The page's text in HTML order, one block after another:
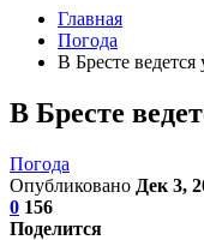
Главная
Погода
В Бресте ведется
В Бресте
Погода
Опубликовано Дек 3,
0 156
Поделится